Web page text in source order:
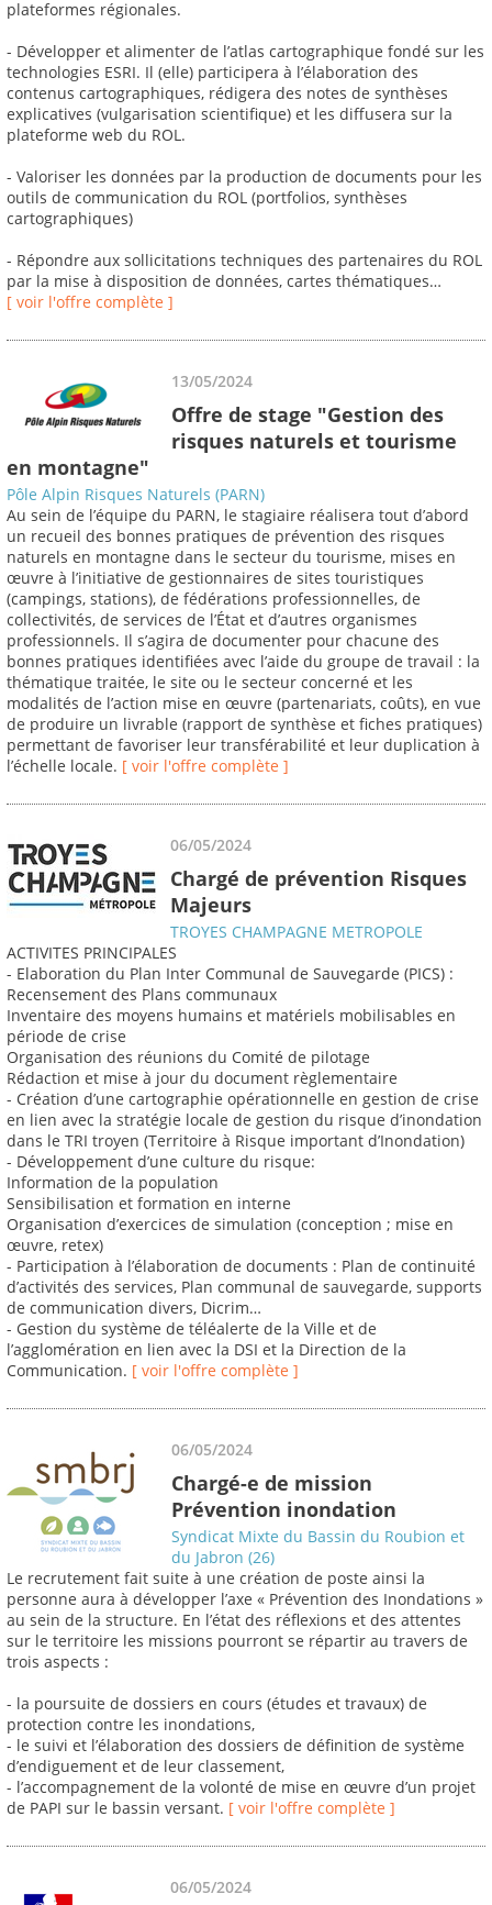
plateformes régionales.
- Développer et alimenter de l’atlas cartographique fondé sur les
technologies ESRI. Il (elle) participera à l’élaboration des
contenus cartographiques, rédigera des notes de synthèses
explicatives (vulgarisation scientifique) et les diffusera sur la
plateforme web du ROL.
- Valoriser les données par la production de documents pour les
outils de communication du ROL (portfolios, synthèses
cartographiques)
- Répondre aux sollicitations techniques des partenaires du ROL
par la mise à disposition de données, cartes thématiques…
[ voir l'offre complète ]
13/05/2024
Offre de stage "Gestion des
risques naturels et tourisme
en montagne"
Pôle Alpin Risques Naturels (PARN)
Au sein de l’équipe du PARN, le stagiaire réalisera tout d’abord
un recueil des bonnes pratiques de prévention des risques
naturels en montagne dans le secteur du tourisme, mises en
œuvre à l’initiative de gestionnaires de sites touristiques
(campings, stations), de fédérations professionnelles, de
collectivités, de services de l’État et d’autres organismes
professionnels. Il s’agira de documenter pour chacune des
bonnes pratiques identifiées avec l’aide du groupe de travail : la
thématique traitée, le site ou le secteur concerné et les
modalités de l’action mise en œuvre (partenariats, coûts), en vue
de produire un livrable (rapport de synthèse et fiches pratiques)
permettant de favoriser leur transférabilité et leur duplication à
l’échelle locale. [ voir l'offre complète ]
06/05/2024
Chargé de prévention Risques
Majeurs
TROYES CHAMPAGNE METROPOLE
ACTIVITES PRINCIPALES
- Elaboration du Plan Inter Communal de Sauvegarde (PICS) :
Recensement des Plans communaux
Inventaire des moyens humains et matériels mobilisables en
période de crise
Organisation des réunions du Comité de pilotage
Rédaction et mise à jour du document règlementaire
- Création d’une cartographie opérationnelle en gestion de crise
en lien avec la stratégie locale de gestion du risque d’inondation
dans le TRI troyen (Territoire à Risque important d’Inondation)
- Développement d’une culture du risque:
Information de la population
Sensibilisation et formation en interne
Organisation d’exercices de simulation (conception ; mise en
œuvre, retex)
- Participation à l’élaboration de documents : Plan de continuité
d’activités des services, Plan communal de sauvegarde, supports
de communication divers, Dicrim…
- Gestion du système de téléalerte de la Ville et de
l’agglomération en lien avec la DSI et la Direction de la
Communication. [ voir l'offre complète ]
06/05/2024
Chargé-e de mission
Prévention inondation
Syndicat Mixte du Bassin du Roubion et
du Jabron (26)
Le recrutement fait suite à une création de poste ainsi la
personne aura à développer l’axe « Prévention des Inondations »
au sein de la structure. En l’état des réflexions et des attentes
sur le territoire les missions pourront se répartir au travers de
trois aspects :
- la poursuite de dossiers en cours (études et travaux) de
protection contre les inondations,
- le suivi et l’élaboration des dossiers de définition de système
d’endiguement et de leur classement,
- l’accompagnement de la volonté de mise en œuvre d’un projet
de PAPI sur le bassin versant. [ voir l'offre complète ]
06/05/2024